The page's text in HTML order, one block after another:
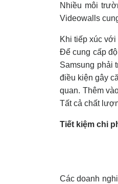
Nhiều môi
Videowalls
Khi tiếp xúc
Để cung cấp
Samsung phải
điều kiện gây
quan. Thêm
Tất cả chất
Tiết kiệm chi
Các doanh